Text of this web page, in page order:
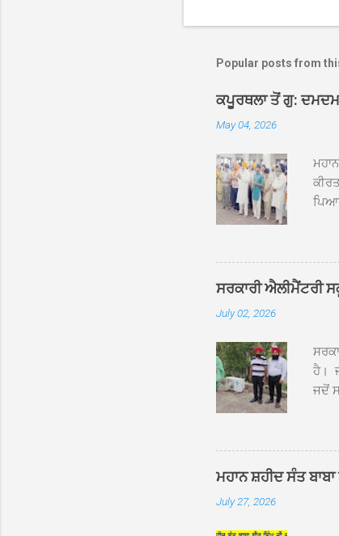
Popular posts from
ਕਪੂਰਥਲਾ ਤੋਂ ਗੁ:
May 04, 2026
ਸੰਤ
ਸਰਕਾਰੀ ਐਲੀਮੈਂਟਰੀ
July 02, 2026
ਹੈ।
ਜਦੋਂ
20
ਸਿੰਘ
ਮਹਾਨ ਸ਼ਹੀਦ ਸੰਤ
July 27, 2026